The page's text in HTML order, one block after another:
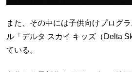
また、その中には子供向けプログ
ル「デルタ スカイ キッズ（ Delta
ている。